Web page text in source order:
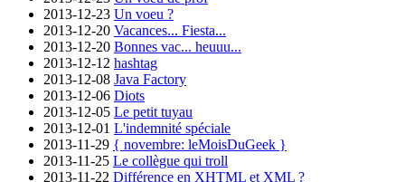
2013-12-23 Un voeu ?
2013-12-20 Vacances... Fiesta...
2013-12-20 Bonnes vac... heuuu...
2013-12-12 hashtag
2013-12-08 Java Factory
2013-12-06 Diots
2013-12-05 Le petit tuyau
2013-12-01 L'indemnité spéciale
2013-11-29 { novembre: leMoisDuGeek }
2013-11-25 Le collègue qui troll
2013-11-22 Différence en XHTML et XML ?